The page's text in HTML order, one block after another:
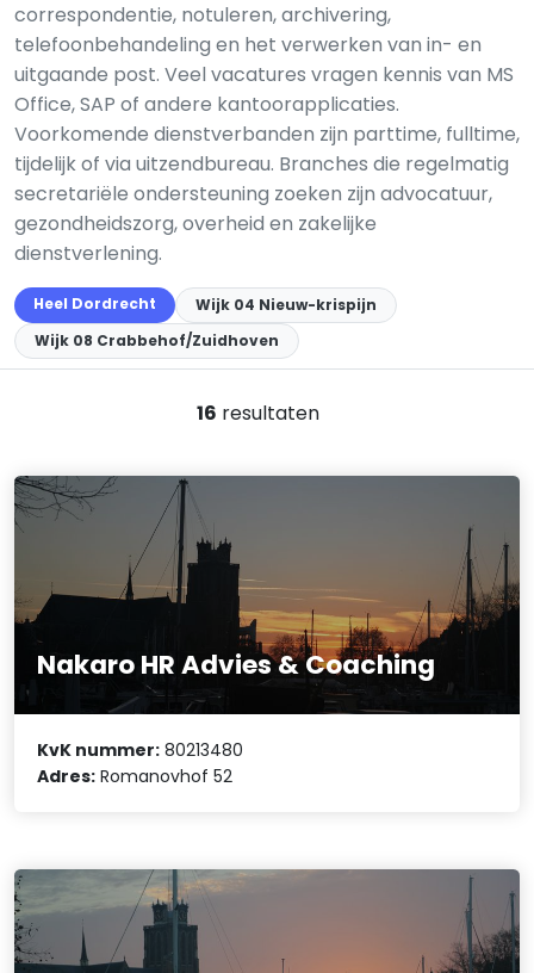
correspondentie, notuleren, archivering,
telefoonbehandeling en het verwerken van in- en
uitgaande post. Veel vacatures vragen kennis van MS
Office, SAP of andere kantoorapplicaties.
Voorkomende dienstverbanden zijn parttime, fulltime,
tijdelijk of via uitzendbureau. Branches die regelmatig
secretariële ondersteuning zoeken zijn advocatuur,
gezondheidszorg, overheid en zakelijke
dienstverlening.
Heel Dordrecht
Wijk 04 Nieuw-krispijn
Wijk 08 Crabbehof/Zuidhoven
16 resultaten
Nakaro HR Advies & Coaching
KvK nummer: 80213480
Adres: Romanovhof 52